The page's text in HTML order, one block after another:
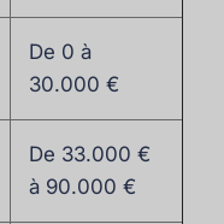
De 0 à
30.000 €
De 33.000 €
à 90.000 €